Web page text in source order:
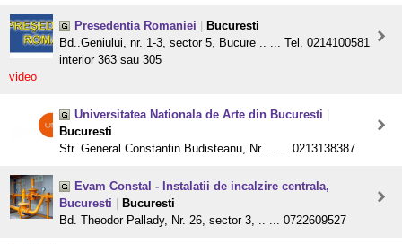
Presedentia Romaniei
Bucuresti
Bd..Geniului, nr. 1-3, sector 5, Bucure .. ... Tel. 0214100581
interior 363 sau 305
video
Universitatea Nationala de Arte din Bucuresti
Bucuresti
Str. General Constantin Budisteanu, Nr. .. ... 0213138387
Evam Constal - Instalatii de incalzire centrala,
Bucuresti
Bucuresti
Bd. Theodor Pallady, Nr. 26, sector 3, .. ... 0722609527